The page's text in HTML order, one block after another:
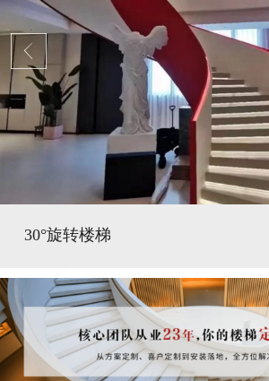
30°旋转楼梯